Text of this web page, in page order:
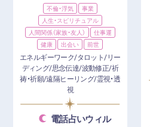
不倫・浮気
事業
人生・スピリチュアル
人間関係（家族・友人）
仕事運
健康
出会い 前世
エネルギーワーク/タロット/リー
ディング/思念伝達/波動修正/祈
祷・祈願/遠隔ヒーリング/霊視・透
視
電話占いウィル